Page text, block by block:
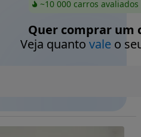
~10 000 carros
Quer comprar um
Veja quanto valeo